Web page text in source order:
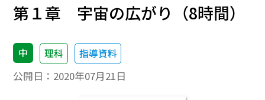
第１章 宇宙の広がり（8時間）
中 理科 指導資料
公開日： 2020年07月21日